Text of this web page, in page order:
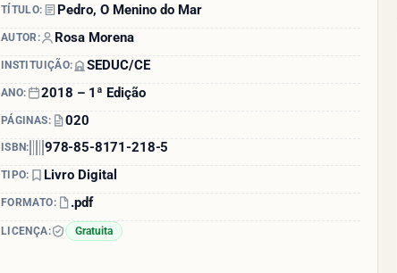
TÍTULO: Pedro, O Menino do Mar
AUTOR: Rosa Morena
INSTITUIÇÃO: SEDUC/CE
ANO: 2018 – 1ª Edição
PÁGINAS: 020
ISBN: 978-85-8171-218-5
TIPO: Livro Digital
FORMATO: .pdf
LICENÇA: Gratuita